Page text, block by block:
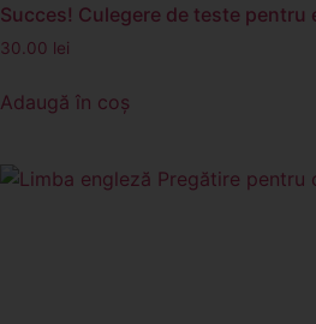
Succes! Culegere de teste pentru
30.00 lei
Adaugă în coș